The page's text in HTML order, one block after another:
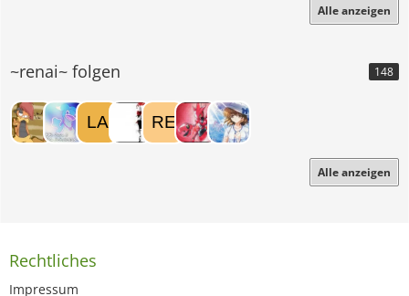
Alle anzeigen
~renai~ folgen 148
Alle anzeigen
Rechtliches
Impressum